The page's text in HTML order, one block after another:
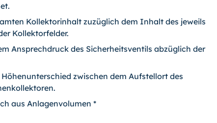
Kollektorinhalt zuzüglich dem Inhalt des jeweils
Kollektorfelder.
Ansprechdruck des Sicherheitsventils abzüglich der
zwischen dem Aufstellort des
aus Anlagenvolumen *